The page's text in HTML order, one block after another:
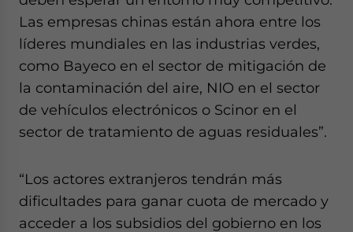
Las empresas chinas están ahora entre los
líderes mundiales en las industrias verdes,
como Bayeco en el sector de mitigación de
la contaminación del aire, NIO en el sector
de vehículos electrónicos o Scinor en el
sector de tratamiento de aguas residuales”.
“Los actores extranjeros tendrán más
dificultades para ganar cuota de mercado y
acceder a los subsidios del gobierno en los